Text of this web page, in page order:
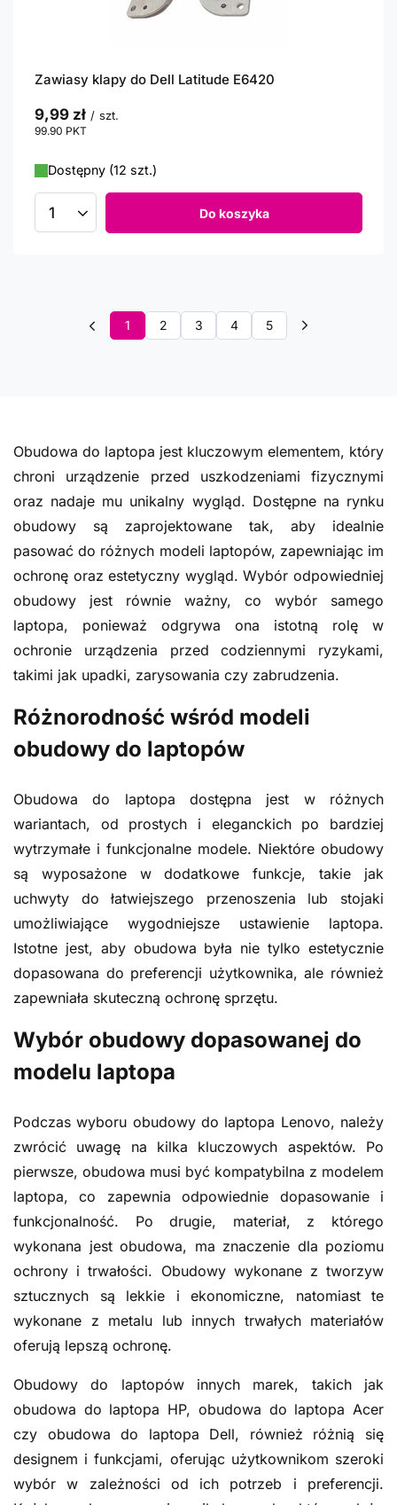
Zawiasy klapy do Dell Latitude E6420
9,99 zł / szt.
99.90 PKT
Dostępny (12 szt.)
Ilość produktów Do koszyka
1 2 3 4 5
Obudowa do laptopa jest kluczowym elementem, który
chroni urządzenie przed uszkodzeniami fizycznymi
oraz nadaje mu unikalny wygląd. Dostępne na rynku
obudowy są zaprojektowane tak, aby idealnie
pasować do różnych modeli laptopów, zapewniając im
ochronę oraz estetyczny wygląd. Wybór odpowiedniej
obudowy jest równie ważny, co wybór samego
laptopa, ponieważ odgrywa ona istotną rolę w
ochronie urządzenia przed codziennymi ryzykami,
takimi jak upadki, zarysowania czy zabrudzenia.
Różnorodność wśród modeli
obudowy do laptopów
Obudowa do laptopa dostępna jest w różnych
wariantach, od prostych i eleganckich po bardziej
wytrzymałe i funkcjonalne modele. Niektóre obudowy
są wyposażone w dodatkowe funkcje, takie jak
uchwyty do łatwiejszego przenoszenia lub stojaki
umożliwiające wygodniejsze ustawienie laptopa.
Istotne jest, aby obudowa była nie tylko estetycznie
dopasowana do preferencji użytkownika, ale również
zapewniała skuteczną ochronę sprzętu.
Wybór obudowy dopasowanej do
modelu laptopa
Podczas wyboru obudowy do laptopa Lenovo, należy
zwrócić uwagę na kilka kluczowych aspektów. Po
pierwsze, obudowa musi być kompatybilna z modelem
laptopa, co zapewnia odpowiednie dopasowanie i
funkcjonalność. Po drugie, materiał, z którego
wykonana jest obudowa, ma znaczenie dla poziomu
ochrony i trwałości. Obudowy wykonane z tworzyw
sztucznych są lekkie i ekonomiczne, natomiast te
wykonane z metalu lub innych trwałych materiałów
oferują lepszą ochronę.
Obudowy do laptopów innych marek, takich jak
obudowa do laptopa HP, obudowa do laptopa Acer
czy obudowa do laptopa Dell, również różnią się
designem i funkcjami, oferując użytkownikom szeroki
wybór w zależności od ich potrzeb i preferencji.